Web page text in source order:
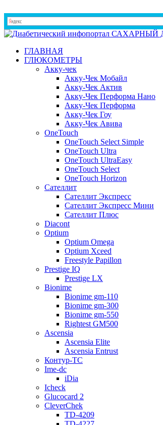
ГЛАВНАЯ
ГЛЮКОМЕТРЫ
Акку-чек
Акку-Чек Мобайл
Акку-Чек Актив
Акку-Чек Перформа Нано
Акку-Чек Перформа
Акку-Чек Гоу
Акку-Чек Авива
OneTouch
OneTouch Select Simple
OneTouch Ultra
OneTouch UltraEasy
OneTouch Select
OneTouch Horizon
Сателлит
Сателлит Экспресс
Сателлит Экспресс Мини
Сателлит Плюс
Diacont
Optium
Optium Omega
Optium Xceed
Freestyle Papillon
Prestige IQ
Prestige LX
Bionime
Bionime gm-110
Bionime gm-300
Bionime gm-550
Rightest GM500
Ascensia
Ascensia Elite
Ascensia Entrust
Контур-ТС
Ime-dc
iDia
Icheck
Glucocard 2
CleverChek
TD-4209